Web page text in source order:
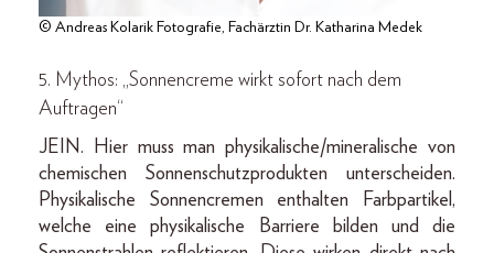
© Andreas Kolarik Fotografie, Fachärztin Dr. Katharina Medek
5. Mythos: „Sonnencreme wirkt sofort nach dem
Auftragen“
JEIN. Hier muss man physikalische/mineralische von
chemischen Sonnenschutzprodukten unterscheiden.
Physikalische Sonnencremen enthalten Farbpartikel,
welche eine physikalische Barriere bilden und die